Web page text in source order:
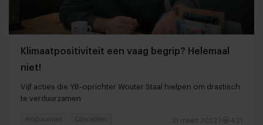
Klimaatpositiviteit een vaag begrip? Helemaal
niet!
Vijf acties die YB-oprichter Wouter Staal hielpen om drastisch
te verduurzamen
31 maart 2022 4:21
Producenten Concepten